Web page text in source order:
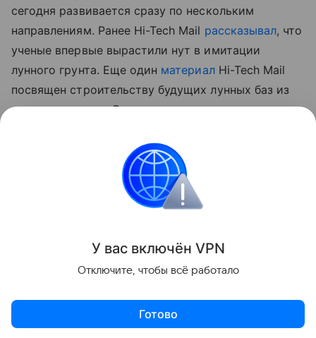
сегодня развивается сразу по нескольким
направлениям. Ранее Hi-Tech Mail рассказывал, что
ученые впервые вырастили нут в имитации
лунного грунта. Еще один материалHi-Tech Mail
посвящен строительству будущих лунных баз из
самого реголита. В нем рассматривается
создания инфраструктуры прямо на месте.
Поделиться
У вас включён VPN
Отключите, чтобы всё работало
Готово